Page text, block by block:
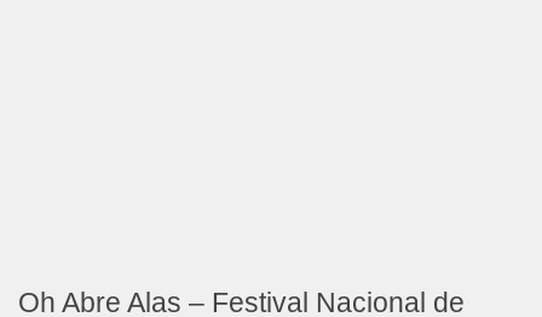
Oh Abre Alas – Festival Nacional de